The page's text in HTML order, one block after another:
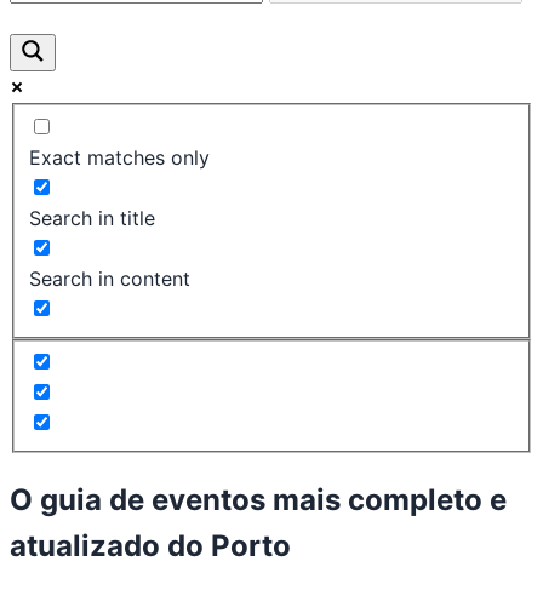
Exact matches only
Search in title
Search in content
O guia de eventos mais completo e
atualizado do Porto